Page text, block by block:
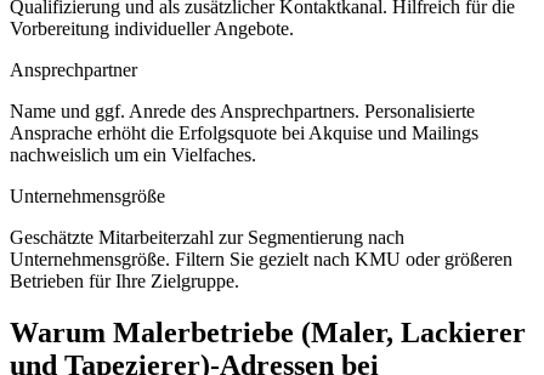
Qualifizierung und als zusätzlicher Kontaktkanal. Hilfreich für die
Vorbereitung individueller Angebote.
Ansprechpartner
Name und ggf. Anrede des Ansprechpartners. Personalisierte
Ansprache erhöht die Erfolgsquote bei Akquise und Mailings
nachweislich um ein Vielfaches.
Unternehmensgröße
Geschätzte Mitarbeiterzahl zur Segmentierung nach
Unternehmensgröße. Filtern Sie gezielt nach KMU oder größeren
Betrieben für Ihre Zielgruppe.
Warum Malerbetriebe (Maler, Lackierer
und Tapezierer)-Adressen bei